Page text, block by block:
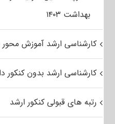
بهداشت ۱۴۰۳
کارشناسی ارشد آموزش
کارشناسی ارشد بدون کنکور
رتبه های قبولی کنکور ارشد